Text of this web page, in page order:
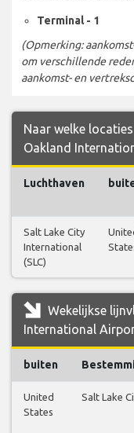
Terminal - 1
(Opmerking:
om verschillende
aankomst- en
Naar welke
Oakland
Luchthaven
Salt Lake City
International
(SLC)
Wekelijkse
International
buiten
United
States
Salt Lake